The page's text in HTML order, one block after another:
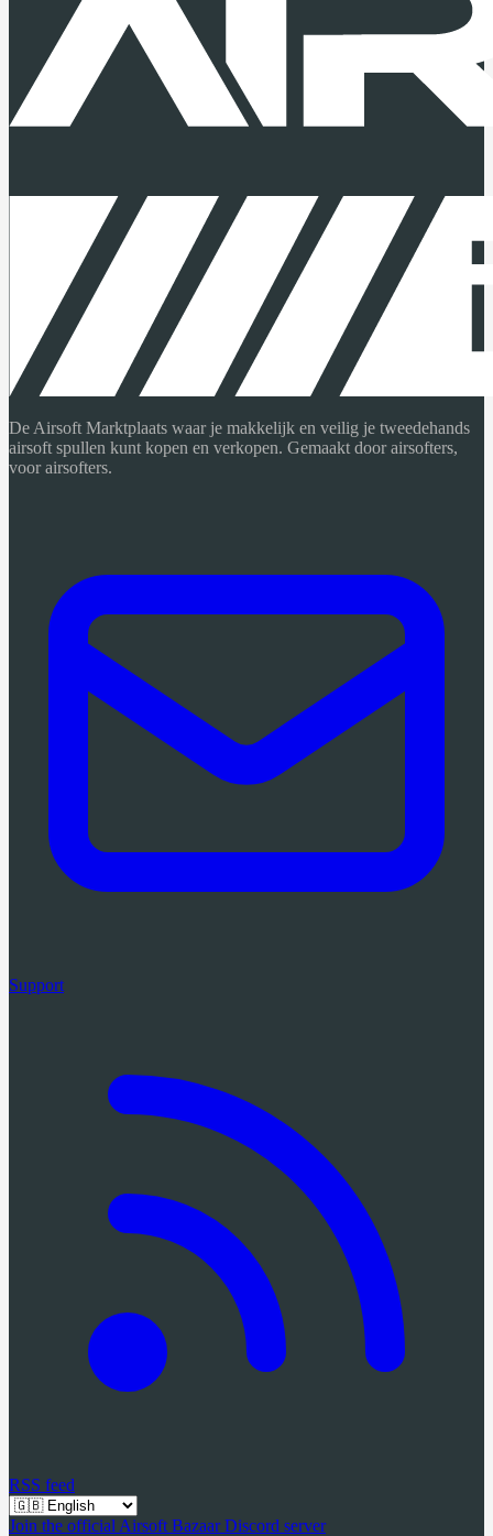
De Airsoft Marktplaats waar je makkelijk en veilig je tweedehands
airsoft spullen kunt kopen en verkopen. Gemaakt door airsofters,
voor airsofters.
Support
RSS feed
Join the official Airsoft Bazaar Discord server